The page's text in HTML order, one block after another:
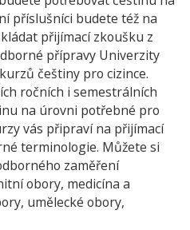
příslušníci budete též na
přijímací zkoušku z
přípravy Univerzity
češtiny pro cizince.
ročních i semestrálních
na úrovni potřebné pro
vás připraví na přijímací
terminologie. Můžete si
zaměření
obory, medicína a
umělecké obory,